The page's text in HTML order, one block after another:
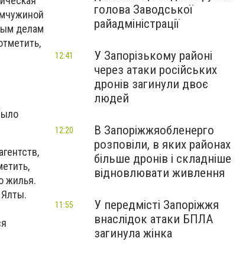
делам
жилья.
голова Заводської
райадміністрації
У Запорізькому районі
через атаки російських
дронів загинули двоє
людей
12:41
В Запоріжжяобленерго
розповіли, в яких районах
більше дронів і складніше
відновлювати живлення
12:20
У передмісті Запоріжжя
внаслідок атаки БПЛА
загинула жінка
11:55